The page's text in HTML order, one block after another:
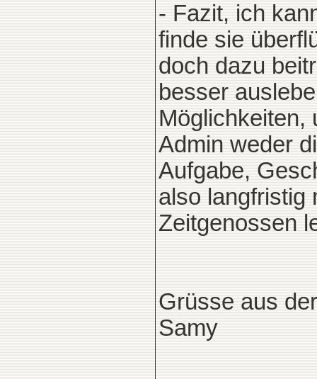
- Fazit, ich
finde sie
doch dazu
besser
Möglichkeiten,
Admin weder
Aufgabe,
also langfristig
Zeitgenossen
Grüsse aus
Samy